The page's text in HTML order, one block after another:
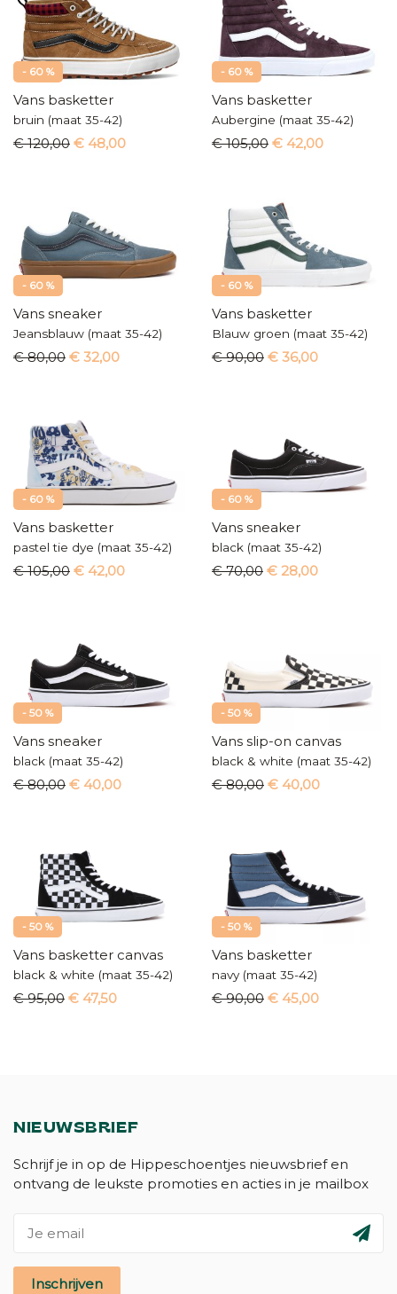
- 60 %
Vans basketter
bruin (maat 35-42)
€ 120,00 € 48,00
- 60 %
Vans basketter
Aubergine (maat 35-42)
€ 105,00 € 42,00
- 60 %
Vans sneaker
Jeansblauw (maat 35-42)
€ 80,00 € 32,00
- 60 %
Vans basketter
Blauw groen (maat 35-42)
€ 90,00 € 36,00
- 60 %
Vans basketter
pastel tie dye (maat 35-42)
€ 105,00 € 42,00
- 60 %
Vans sneaker
black (maat 35-42)
€ 70,00 € 28,00
- 50 %
Vans sneaker
black (maat 35-42)
€ 80,00 € 40,00
- 50 %
Vans slip-on canvas
black & white (maat 35-42)
€ 80,00 € 40,00
- 50 %
Vans basketter canvas
black & white (maat 35-42)
€ 95,00 € 47,50
- 50 %
Vans basketter
navy (maat 35-42)
€ 90,00 € 45,00
NIEUWSBRIEF
Schrijf je in op de Hippeschoentjes nieuwsbrief en
ontvang de leukste promoties en acties in je mailbox
Inschrijven